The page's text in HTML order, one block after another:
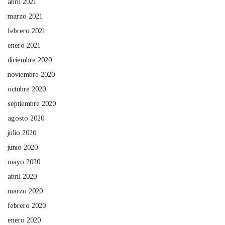
abril 2021
marzo 2021
febrero 2021
enero 2021
diciembre 2020
noviembre 2020
octubre 2020
septiembre 2020
agosto 2020
julio 2020
junio 2020
mayo 2020
abril 2020
marzo 2020
febrero 2020
enero 2020